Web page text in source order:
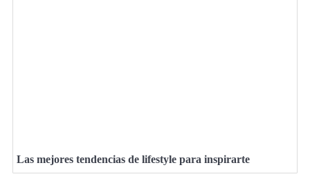
Las mejores tendencias de lifestyle para inspirarte